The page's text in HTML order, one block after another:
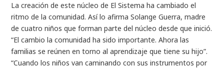
La creación de este núcleo de El Sistema ha cambiado el
ritmo de la comunidad. Así lo afirma Solange Guerra, madre
de cuatro niños que forman parte del núcleo desde que inició.
“El cambio la comunidad ha sido importante. Ahora las
familias se reúnen en torno al aprendizaje que tiene su hijo”.
“Cuando los niños van caminando con sus instrumentos por